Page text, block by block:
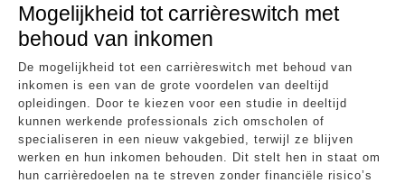
Mogelijkheid tot carrièreswitch met
behoud van inkomen
De mogelijkheid tot een carrièreswitch met behoud van
inkomen is een van de grote voordelen van deeltijd
opleidingen. Door te kiezen voor een studie in deeltijd
kunnen werkende professionals zich omscholen of
specialiseren in een nieuw vakgebied, terwijl ze blijven
werken en hun inkomen behouden. Dit stelt hen in staat om
hun carrièredoelen na te streven zonder financiële risico’s